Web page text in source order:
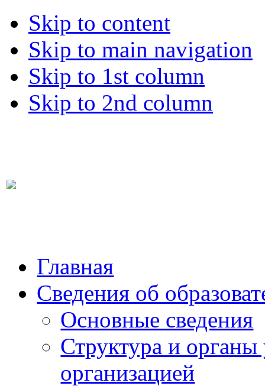
Skip to content
Skip to main navigation
Skip to 1st column
Skip to 2nd column
Главная
Сведения об
Основные сведения
Структура и органы
организацией